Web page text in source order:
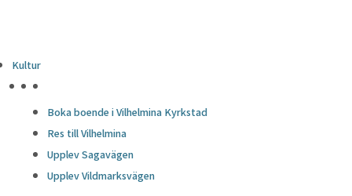
Kultur
Boka boende i Vilhelmina Kyrkstad
Res till Vilhelmina
Upplev Sagavägen
Upplev Vildmarksvägen